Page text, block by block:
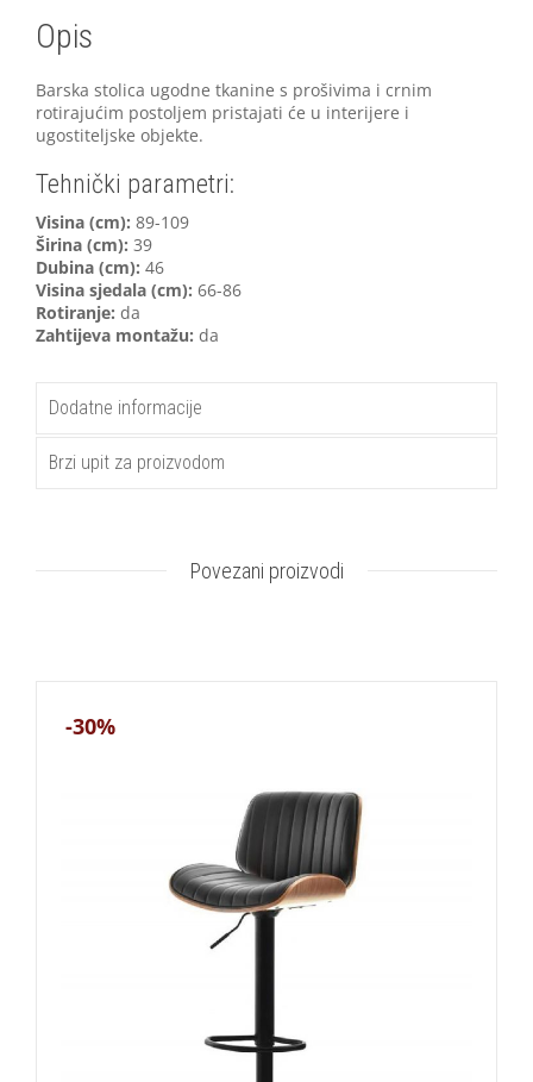
Opis
Barska stolica ugodne tkanine s prošivima i crnim
rotirajućim postoljem pristajati će u interijere i
ugostiteljske objekte.
Tehnički parametri:
Visina (cm): 89-109
Širina (cm): 39
Dubina (cm): 46
Visina sjedala (cm): 66-86
Rotiranje: da
Zahtijeva montažu: da
Dodatne informacije
Brzi upit za proizvodom
Povezani proizvodi
-30%